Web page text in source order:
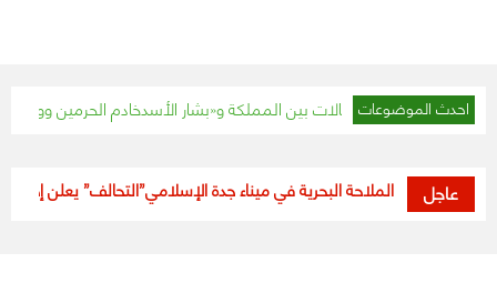
احدث الموضوعات خادم الحرمين وولي
عاجل
استئناف الملاحة البحرية في ميناء جدة الإسلامي“التحالف” يعلن إحباط عمليتيْن إرهابيتيْن لـ”الحوثي”